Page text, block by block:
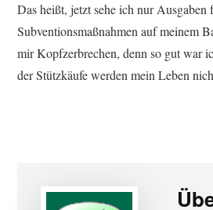
Das heißt, jetzt sehe ich nur Ausgaben
Subventionsmaßnahmen auf meinem
mir Kopfzerbrechen, denn so gut war
der Stützkäufe werden mein Leben